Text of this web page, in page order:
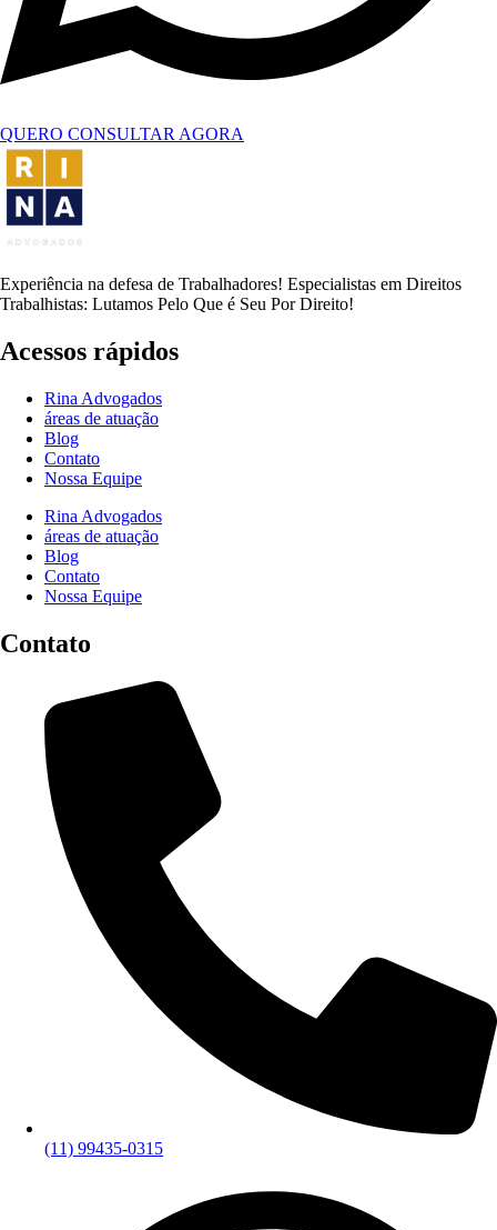
QUERO CONSULTAR AGORA
Experiência na defesa de Trabalhadores! Especialistas em Direitos
Trabalhistas: Lutamos Pelo Que é Seu Por Direito!
Acessos rápidos
Rina Advogados
áreas de atuação
Blog
Contato
Nossa Equipe
Rina Advogados
áreas de atuação
Blog
Contato
Nossa Equipe
Contato
(11) 99435-0315